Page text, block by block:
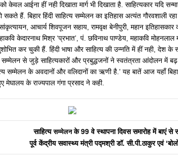
केवल आईना हीं नही दिखाता मार्ग भी दिखाता है. साहित्यकार यदि
हैं. बिहार हिंदी साहित्य सम्मेलन का इतिहास अत्यंत गौरवशाली
आचार्य शिवपूजन सहाय, रामवृक्ष बेनीपुरी, महान इतिहासकार
केदारनाथ मिश्र ‘प्रभात’, पं. छविनाथ पाण्डेय, महाकवि
कर चुकी हैं. हिंदी भाषा और साहित्य की उन्नति में हीं नही, देश के
से जुड़े साहित्यकारों और प्रबुद्धजनों ने स्वतंत्रता आंदोलन में
सम्मेलन के अवदानों और वलिदानों का ऋणी है.’ यह बातें आज यहाँ
मेघालय के राज्यपाल गंगा प्रसाद ने कही.
साहित्यसम्मेलनके 99 वे स्थापना दिवस समारोह में बाएं
पूर्व केंद्रीय सवास्थ्य मंत्री पद्मश्री डॉ. सी.पी.ठाकुर एवं